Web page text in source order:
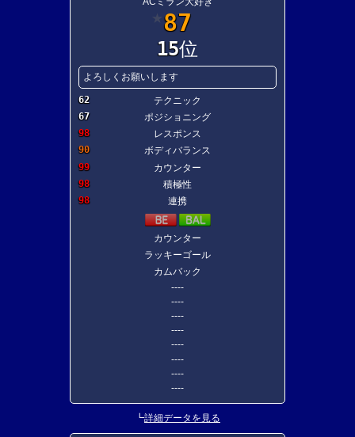
★ 87
15位
よろしくお願いします
62
テクニック
67
ポジショニング
98
レスポンス
90
ボディバランス
99
カウンター
98
積極性
98
連携
カウンター
ラッキーゴール
カムバック
----
----
----
----
----
----
----
----
┗詳細データを見る